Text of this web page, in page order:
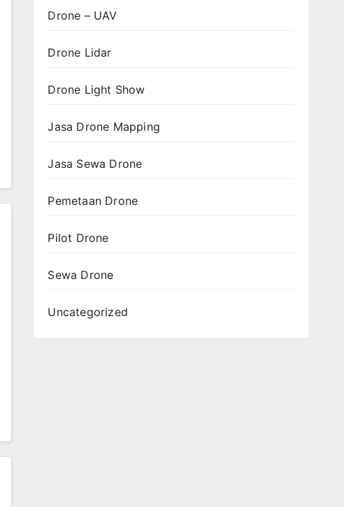
Drone – UAV
Drone Lidar
Drone Light Show
Jasa Drone Mapping
Jasa Sewa Drone
Pemetaan Drone
Pilot Drone
Sewa Drone
Uncategorized